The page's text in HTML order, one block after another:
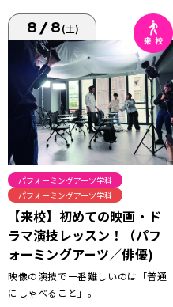
8/8(土)
パフォーミングアーツ学科
パフォーミングアーツ学科
【来校】初めての映画・ド
ラマ演技レッスン！（パフ
ォーミングアーツ／俳優)
映像の演技で一番難しいのは「普通
にしゃべること」。